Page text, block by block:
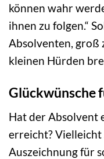
können wahr
ihnen zu folgen.“
Absolventen, groß
kleinen Hürden
Glückwünsche
Hat der Absolvent
erreicht? Vielleicht
Auszeichnung für